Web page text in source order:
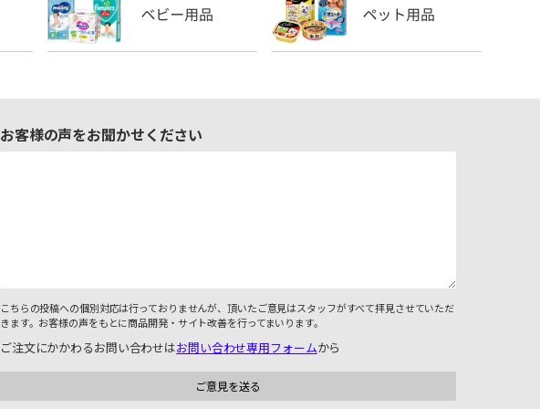
お客様の声をお聞かせください
こちらの投稿への個別対応は行っておりませんが、頂いたご意見はスタッフがすべて拝見させていただ
きます。お客様の声をもとに商品開発・サイト改善を行ってまいります。
ご注文にかかわるお問い合わせはお問い合わせ専用フォームから